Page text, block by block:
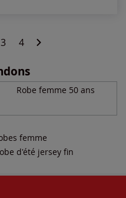
3 4
Robe femme 50 ans
femme
d'été jersey fin